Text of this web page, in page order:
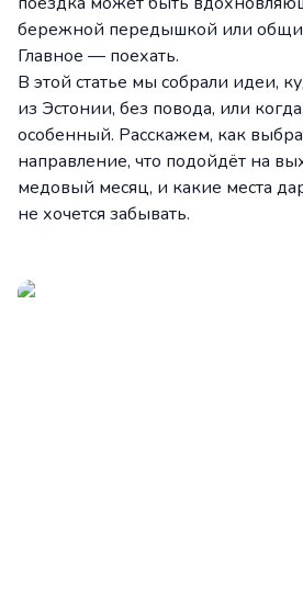
бережной передышкой или
Главное — поехать.
В этой статье мы собрали идеи,
из Эстонии, без повода, или
особенный. Расскажем, как
направление, что подойдёт на
медовый месяц, и какие места
не хочется забывать.